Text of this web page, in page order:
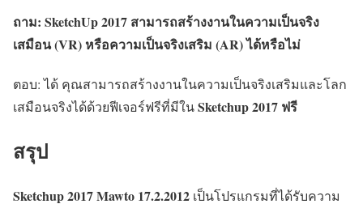
ถาม: SketchUp 2017 สามารถสร้างงานในความเป็นจริง
เสมือน (VR) หรือความเป็นจริงเสริม (AR) ได้หรือไม่
ตอบ: ได้ คุณสามารถสร้างงานในความเป็นจริงเสริมและโลก
เสมือนจริงได้ด้วยฟีเจอร์ฟรีที่มีในSketchup 2017 ฟรี
สรุป
Sketchup 2017 Mawto 17.2.2012 เป็นโปรแกรมที่ได้รับความ